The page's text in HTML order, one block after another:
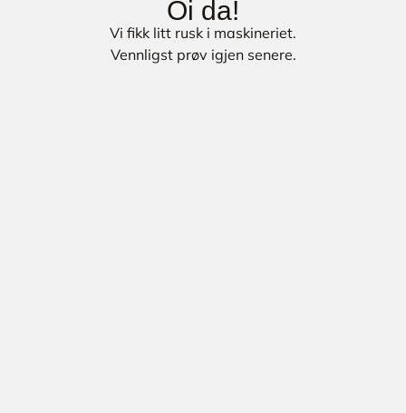
Oi da!
Vi fikk litt rusk i maskineriet.
Vennligst prøv igjen senere.